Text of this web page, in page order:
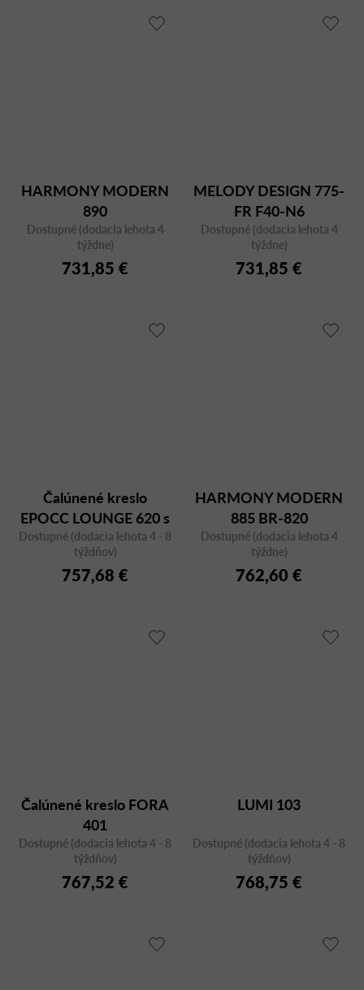
HARMONY MODERN
890
Dostupné (dodacia lehota 4
týždne)
731,85 €
MELODY DESIGN 775-
FR F40-N6
Dostupné (dodacia lehota 4
týždne)
731,85 €
Čalúnené kreslo
EPOCC LOUNGE 620 s
akustickou opierkou
hlavy
Dostupné (dodacia lehota 4 - 8
týždňov)
757,68 €
HARMONY MODERN
885 BR-820
Dostupné (dodacia lehota 4
týždne)
762,60 €
Čalúnené kreslo FORA
401
Dostupné (dodacia lehota 4 - 8
týždňov)
767,52 €
LUMI 103
Dostupné (dodacia lehota 4 - 8
týždňov)
768,75 €